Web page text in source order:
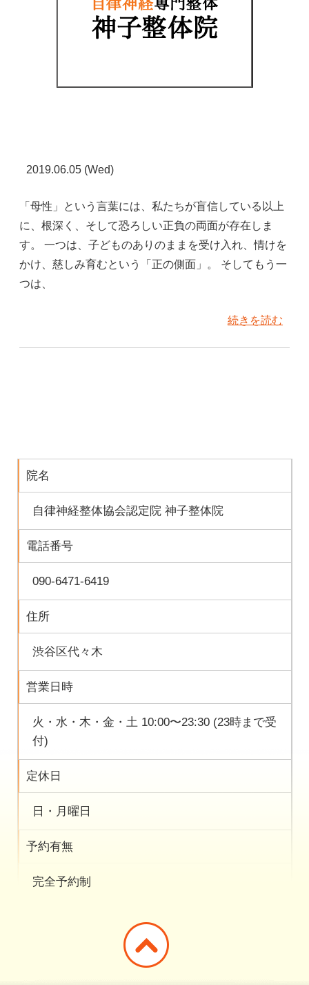
2019.06.05 (Wed)
「母性」という言葉には、私たちが盲信している以上
に、根深く、そして恐ろしい正負の両面が存在しま
す。 一つは、子どものありのままを受け入れ、情けを
かけ、慈しみ育むという「正の側面」。 そしてもう一
つは、
続きを読む
院名
自律神経整体協会認定院 神子整体院
電話番号
090-6471-6419
住所
渋谷区代々木
営業日時
火・水・木・金・土 10:00〜23:30 (23時まで受
付)
定休日
日・月曜日
予約有無
完全予約制